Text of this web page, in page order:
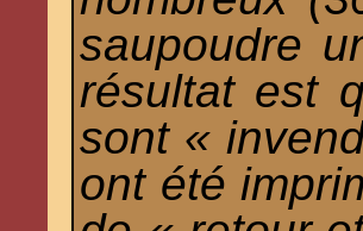
saupoudre
résultat est
sont «
ont été